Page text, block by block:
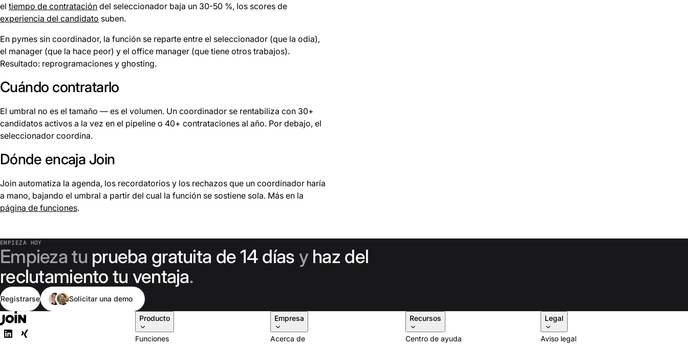
el tiempo de contratación del seleccionador baja un 30-50 %, los scores de
experiencia del candidato suben.
En pymes sin coordinador, la función se reparte entre el seleccionador (que la odia),
el manager (que la hace peor) y el office manager (que tiene otros trabajos).
Resultado: reprogramaciones y ghosting.
Cuándo contratarlo
El umbral no es el tamaño — es el volumen. Un coordinador se rentabiliza con 30+
candidatos activos a la vez en el pipeline o 40+ contrataciones al año. Por debajo, el
seleccionador coordina.
Dónde encaja Join
Join automatiza la agenda, los recordatorios y los rechazos que un coordinador haría
a mano, bajando el umbral a partir del cual la función se sostiene sola. Más en la
página de funciones.
EMPIEZA HOY
Empieza tu prueba gratuita de 14 días y haz del
reclutamiento tu ventaja.
Registrarse Solicitar una demo
Producto
Funciones
Empresa
Acerca de
Recursos
Centro de ayuda
Legal
Aviso legal